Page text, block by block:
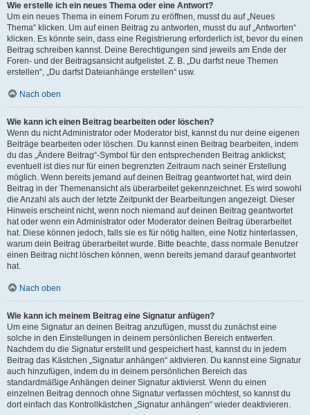
Wie erstelle ich ein neues Thema oder eine Antwort?
Um ein neues Thema in einem Forum zu eröffnen, musst du auf „Neues
Thema“ klicken. Um auf einen Beitrag zu antworten, musst du auf „Antworten“
klicken. Es könnte sein, dass eine Registrierung erforderlich ist, bevor du einen
Beitrag schreiben kannst. Deine Berechtigungen sind jeweils am Ende der
Foren- und der Beitragsansicht aufgelistet. Z. B. „Du darfst neue Themen
erstellen“, „Du darfst Dateianhänge erstellen“ usw.
Nach oben
Wie kann ich einen Beitrag bearbeiten oder löschen?
Wenn du nicht Administrator oder Moderator bist, kannst du nur deine eigenen
Beiträge bearbeiten oder löschen. Du kannst einen Beitrag bearbeiten, indem
du das „Ändere Beitrag“-Symbol für den entsprechenden Beitrag anklickst;
eventuell ist dies nur für einen begrenzten Zeitraum nach seiner Erstellung
möglich. Wenn bereits jemand auf deinen Beitrag geantwortet hat, wird dein
Beitrag in der Themenansicht als überarbeitet gekennzeichnet. Es wird sowohl
die Anzahl als auch der letzte Zeitpunkt der Bearbeitungen angezeigt. Dieser
Hinweis erscheint nicht, wenn noch niemand auf deinen Beitrag geantwortet
hat oder wenn ein Administrator oder Moderator deinen Beitrag überarbeitet
hat. Diese können jedoch, falls sie es für nötig halten, eine Notiz hinterlassen,
warum dein Beitrag überarbeitet wurde. Bitte beachte, dass normale Benutzer
einen Beitrag nicht löschen können, wenn bereits jemand darauf geantwortet
hat.
Nach oben
Wie kann ich meinem Beitrag eine Signatur anfügen?
Um eine Signatur an deinen Beitrag anzufügen, musst du zunächst eine
solche in den Einstellungen in deinem persönlichen Bereich entwerfen.
Nachdem du die Signatur erstellt und gespeichert hast, kannst du in jedem
Beitrag das Kästchen „Signatur anhängen“ aktivieren. Du kannst eine Signatur
auch hinzufügen, indem du in deinem persönlichen Bereich das
standardmäßige Anhängen deiner Signatur aktivierst. Wenn du einen
einzelnen Beitrag dennoch ohne Signatur verfassen möchtest, so kannst du
dort einfach das Kontrollkästchen „Signatur anhängen“ wieder deaktivieren.